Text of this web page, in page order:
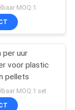
dubbel
MOQ:1
per uur
voor plastic
pellets
MOQ:1 set